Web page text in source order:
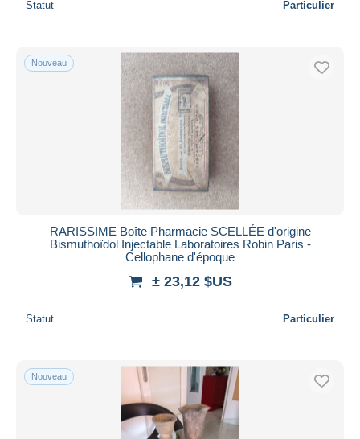
Statut Particulier
Nouveau
RARISSIME Boîte Pharmacie SCELLÉE d'origine
Bismuthoïdol Injectable Laboratoires Robin Paris -
Cellophane d'époque
± 23,12 $US
Statut Particulier
Nouveau